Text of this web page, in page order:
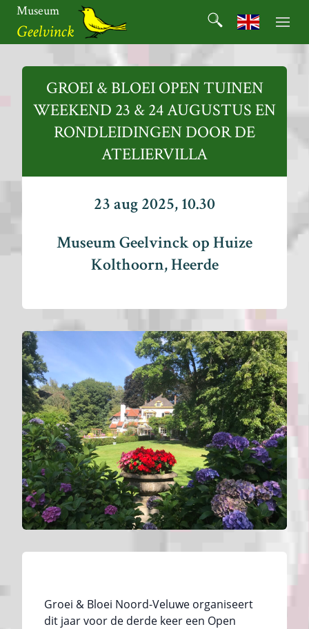
naar
de
Museum
Geelvinck
Geelvinck
Search
Search for:
GROEI & BLOEI OPEN TUINEN
WEEKEND 23 & 24 AUGUSTUS EN
RONDLEIDINGEN DOOR DE
ATELIERVILLA
23 aug 2025, 10.30
Museum Geelvinck op Huize
Kolthoorn, Heerde
Groei & Bloei Noord-Veluwe organiseert
dit jaar voor de derde keer een Open